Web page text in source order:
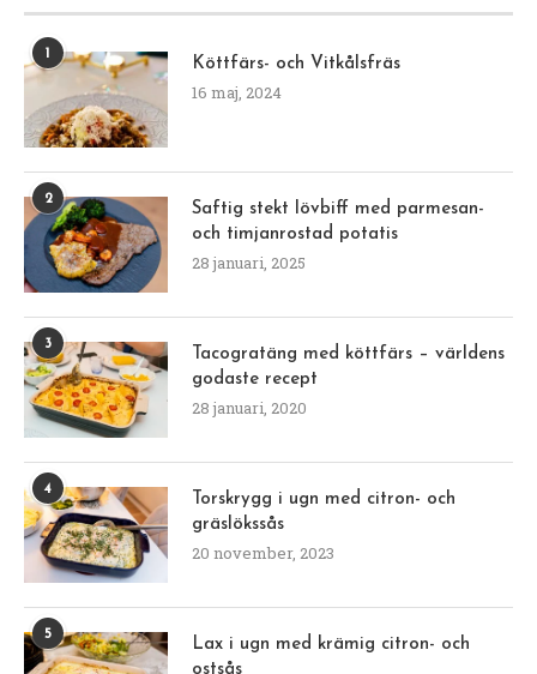
1
Köttfärs- och Vitkålsfräs
16 maj, 2024
2
Saftig stekt lövbiff med parmesan-
och timjanrostad potatis
28 januari, 2025
3
Tacogratäng med köttfärs – världens
godaste recept
28 januari, 2020
4
Torskrygg i ugn med citron- och
gräslökssås
20 november, 2023
5
Lax i ugn med krämig citron- och
ostsås